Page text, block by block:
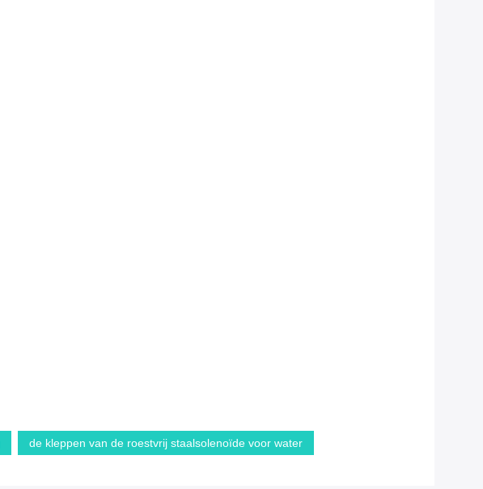
de kleppen van de roestvrij staalsolenoïde voor water